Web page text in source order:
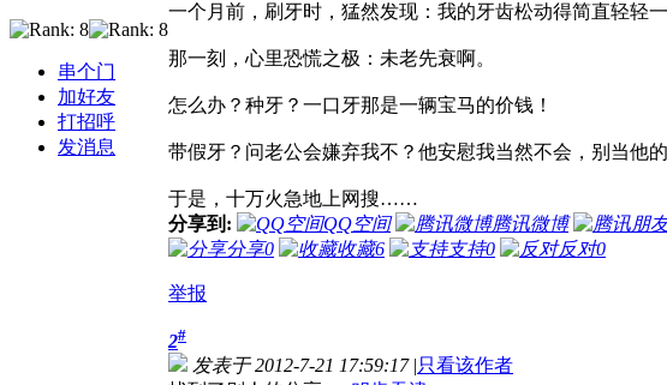
串个门
加好友
打招呼
发消息
一个月前，刷牙时，猛然发现：我的牙齿松动得简直轻轻
那一刻，心里恐慌之极：未老先衰啊。
怎么办？种牙？一口牙那是一辆宝马的价钱！
带假牙？问老公会嫌弃我不？他安慰我当然不会，别当他
于是，十万火急地上网搜……
分享到:
QQ空间 腾讯微博
分享0 收藏6 支持0 反对0
举报
2#
发表于 2012-7-21 17:59:17 |只看该作者